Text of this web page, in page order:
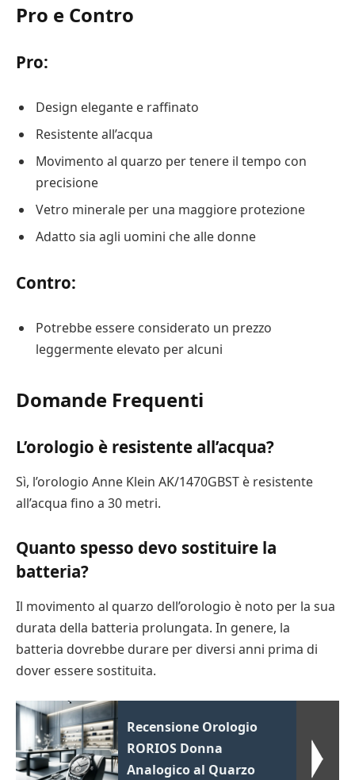
Pro e Contro
Pro:
Design elegante e raffinato
Resistente all’acqua
Movimento al quarzo per tenere il tempo con
precisione
Vetro minerale per una maggiore protezione
Adatto sia agli uomini che alle donne
Contro:
Potrebbe essere considerato un prezzo
leggermente elevato per alcuni
Domande Frequenti
L’orologio è resistente all’acqua?
Sì, l’orologio Anne Klein AK/1470GBST è resistente
all’acqua fino a 30 metri.
Quanto spesso devo sostituire la
batteria?
Il movimento al quarzo dell’orologio è noto per la sua
durata della batteria prolungata. In genere, la
batteria dovrebbe durare per diversi anni prima di
dover essere sostituita.
Recensione Orologio
RORIOS Donna
Analogico al Quarzo